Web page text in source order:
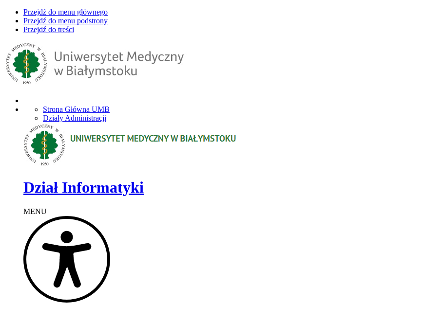
Przejdź do menu głównego
Przejdź do menu podstrony
Przejdź do treści
Strona Główna UMB
Działy Administracji
Dział Informatyki
MENU